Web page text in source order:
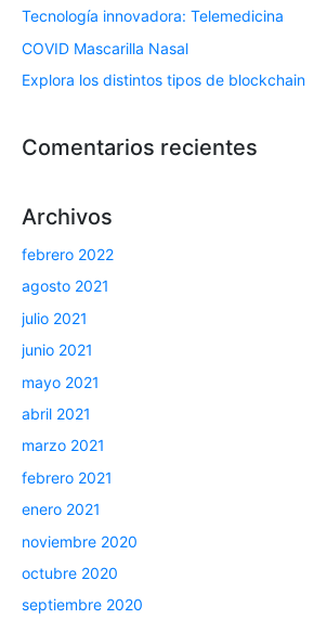
Tecnología innovadora: Telemedicina
COVID Mascarilla Nasal
Explora los distintos tipos de blockchain
Comentarios recientes
Archivos
febrero 2022
agosto 2021
julio 2021
junio 2021
mayo 2021
abril 2021
marzo 2021
febrero 2021
enero 2021
noviembre 2020
octubre 2020
septiembre 2020